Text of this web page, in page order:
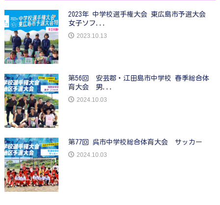
2023年 中学校選手権大会 東広島市予選大会
女子ソフ...
2023.10.13
第56回 安芸郡・江田島市中学校 春季総合体
育大会 男...
2024.10.03
第77回 呉市中学校総合体育大会 サッカー
2024.10.03